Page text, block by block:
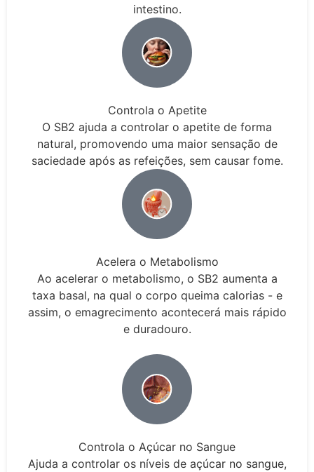
intestino.
Controla o Apetite
O SB2 ajuda a controlar o apetite de forma
natural, promovendo uma maior sensação de
saciedade após as refeições, sem causar fome.
Acelera o Metabolismo
Ao acelerar o metabolismo, o SB2 aumenta a
taxa basal, na qual o corpo queima calorias - e
assim, o emagrecimento acontecerá mais rápido
e duradouro.
Controla o Açúcar no Sangue
Ajuda a controlar os níveis de açúcar no sangue,